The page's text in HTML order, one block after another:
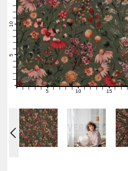
0
2
3
5
6
7
10
11
12
13
0 1 2 3 4 5 6 7 89101112131415161718